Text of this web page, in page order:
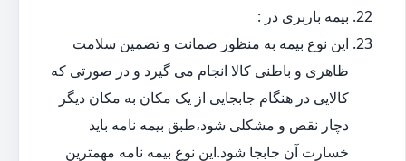
بیمه باربری در :
این نوع بیمه به منظور ضمانت و تضمین سلامت
ظاهری و باطنی کالا انجام می گیرد و در صورتی که
کالایی در هنگام جابجایی از یک مکان به مکان دیگر
دچار نقص و مشکلی شود،طبق بیمه نامه باید
خسارت آن جابجا شود.این نوع بیمه نامه مهمترین